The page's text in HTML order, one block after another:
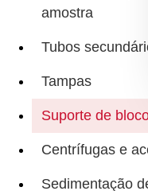
amostra
Tubos
Tampas
Suporte de
Centrífugas e
Sedimentação